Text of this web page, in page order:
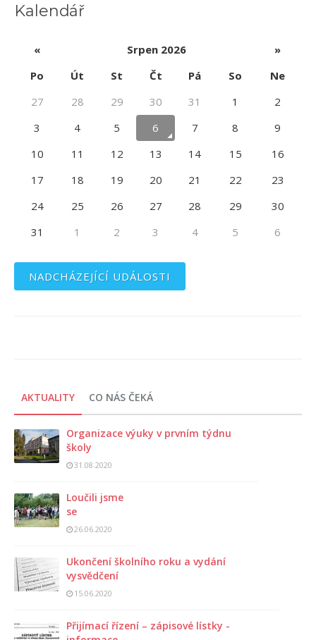
Kalendář
« Srpen 2026
»
Po
Út St Čt Pá So
Ne
27
28 29 30 31 1
2
3
4 5 6 7 8
9
10
11 12 13 14 15
16
17
18 19 20 21 22
23
24
25 26 27 28 29
30
31
1 2 3 4 5 6
NADCHÁZEJÍCÍ UDÁLOSTI
AKTUALITY CO NÁS ČEKÁ
Organizace výuky v prvním týdnu
školy
31.08.2020
Loučili jsme
se
26.06.2020
Ukončení školního roku a vydání
vysvědčení
15.06.2020
Přijímací řízení – zápisové lístky -